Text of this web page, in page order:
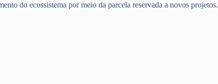
do ecossistema por meio da parcela reservada a novos projetos.